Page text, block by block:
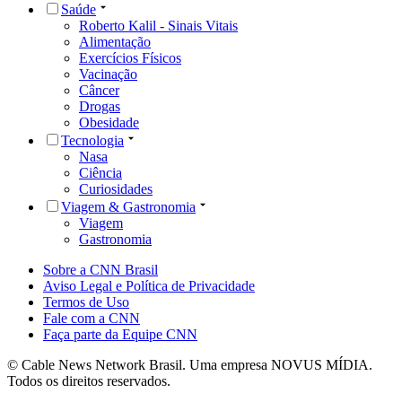
Saúde
Roberto Kalil - Sinais Vitais
Alimentação
Exercícios Físicos
Vacinação
Câncer
Drogas
Obesidade
Tecnologia
Nasa
Ciência
Curiosidades
Viagem & Gastronomia
Viagem
Gastronomia
Sobre a CNN Brasil
Aviso Legal e Política de Privacidade
Termos de Uso
Fale com a CNN
Faça parte da Equipe CNN
© Cable News Network Brasil. Uma empresa NOVUS MÍDIA.
Todos os direitos reservados.